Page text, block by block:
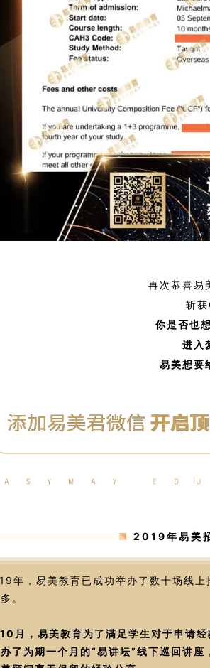
再次恭喜易
斩获
你是否也
进入
易美想要
2019年易美
年，易美教育已成功举办了数十场线
。
月，易美教育为了满足学生对于申请经
了为期一个月的“易讲坛”线下巡回讲